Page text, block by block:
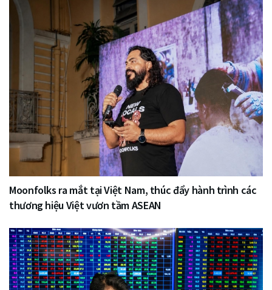
Moonfolks ra mắt tại Việt Nam, thúc đẩy hành trình các
thương hiệu Việt vươn tầm ASEAN